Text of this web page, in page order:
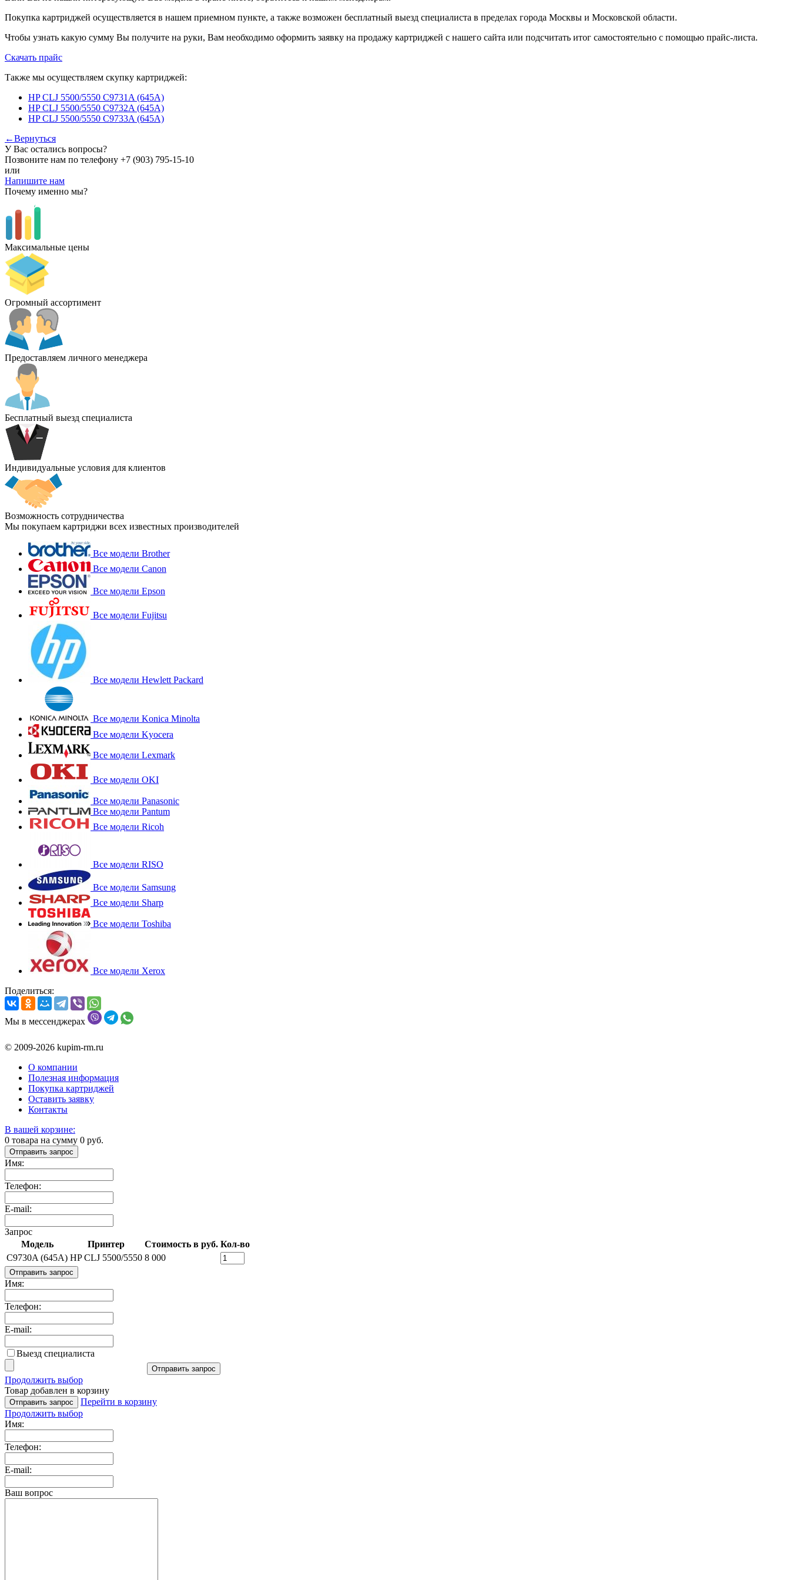
Покупка картриджей осуществляется в нашем приемном пункте, а также возможен бесплатный выезд специалиста в пределах города Москвы и Московской области.
Чтобы узнать какую сумму Вы получите на руки, Вам необходимо оформить заявку на продажу картриджей с нашего сайта или подсчитать итог самостоятельно с помощью прайс-листа.
Скачать прайс
Также мы осуществляем скупку картриджей:
HP CLJ 5500/5550 C9731A (645A)
HP CLJ 5500/5550 C9732A (645A)
HP CLJ 5500/5550 C9733A (645A)
←Вернуться
У Вас остались вопросы?
Позвоните нам по телефону +7 (903) 795-15-10
или
Напишите нам
Почему именно мы?
Максимальные цены
Огромный ассортимент
Предоставляем личного менеджера
Бесплатный выезд специалиста
Индивидуальные условия для клиентов
Возможность сотрудничества
Мы покупаем картриджи всех известных производителей
Все модели Brother
Все модели Canon
Все модели Epson
Все модели Fujitsu
Все модели Hewlett Packard
Все модели Konica Minolta
Все модели Kyocera
Все модели Lexmark
Все модели OKI
Все модели Panasonic
Все модели Pantum
Все модели Ricoh
Все модели RISO
Все модели Samsung
Все модели Sharp
Все модели Toshiba
Все модели Xerox
Поделиться:
Мы в мессенджерах
© 2009-2026 kupim-rm.ru
О компании
Полезная информация
Покупка картриджей
Оставить заявку
Контакты
В вашей корзине:
0 товара на сумму 0 руб.
Отправить запрос
Имя:
Телефон:
E-mail:
Запрос
Модель
Принтер Стоимость в руб. Кол-во
C9730A (645A) HP CLJ 5500/5550 8 000
Отправить запрос
Имя:
Телефон:
E-mail:
Выезд специалиста
Отправить запрос
Продолжить выбор
Товар добавлен в корзину
Отправить запрос
Перейти в корзину
Продолжить выбор
Имя:
Телефон:
E-mail:
Ваш вопрос